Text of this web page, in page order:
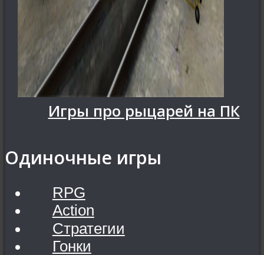
Игры про рыцарей на ПК
Одиночные игры
RPG
Action
Стратегии
Гонки